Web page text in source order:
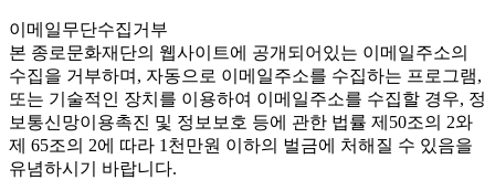
이메일무단수집거부
본 종로문화재단의 웹사이트에 공개되어있는 이메일주소의
수집을 거부하며, 자동으로 이메일주소를 수집하는 프로그램,
또는 기술적인 장치를 이용하여 이메일주소를 수집할 경우, 정
보통신망이용촉진 및 정보보호 등에 관한 법률 제50조의 2와
제 65조의 2에 따라 1천만원 이하의 벌금에 처해질 수 있음을
유념하시기 바랍니다.